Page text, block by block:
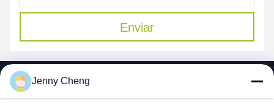
Enviar
Jenny Cheng